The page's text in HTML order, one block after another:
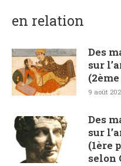
en relation
Des
sur
9 août
Des
sur
(1ère
selon